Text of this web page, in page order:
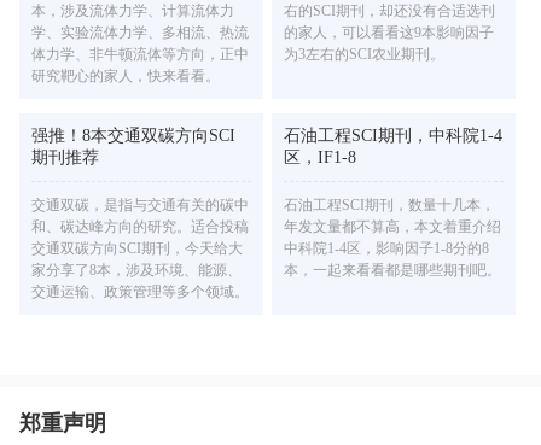
本，涉及流体力学、计算流体力
学、实验流体力学、多相流、热流
体力学、非牛顿流体等方向，正中
研究靶心的家人，快来看看。
右的SCI期刊，却还没有合适选刊
的家人，可以看看这9本影响因子
为3左右的SCI农业期刊。
强推！8本交通双碳方向SCI
期刊推荐
交通双碳，是指与交通有关的碳中
和、碳达峰方向的研究。适合投稿
交通双碳方向SCI期刊，今天给大
家分享了8本，涉及环境、能源、
交通运输、政策管理等多个领域。
石油工程SCI期刊，中科院1-4
区，IF1-8
石油工程SCI期刊，数量十几本，
年发文量都不算高，本文着重介绍
中科院1-4区，影响因子1-8分的8
本，一起来看看都是哪些期刊吧。
郑重声明